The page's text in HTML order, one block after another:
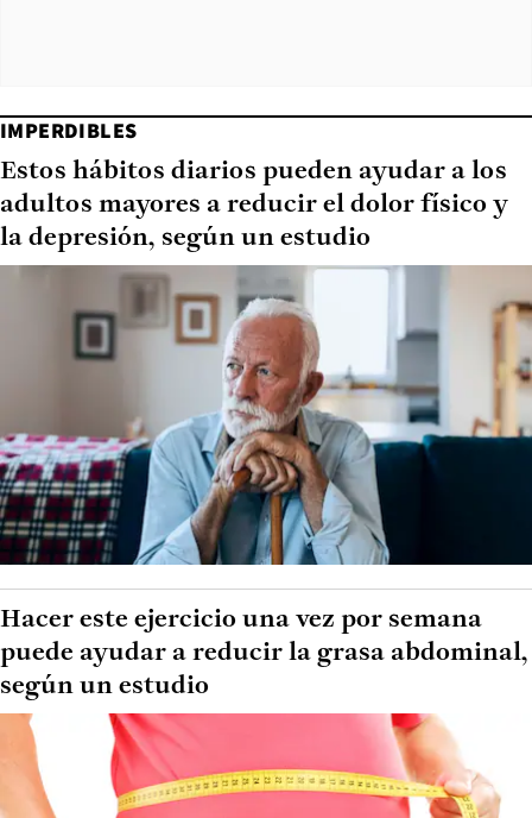
IMPERDIBLES
Estos hábitos diarios pueden ayudar a los
adultos mayores a reducir el dolor físico y
la depresión, según un estudio
Hacer este ejercicio una vez por semana
puede ayudar a reducir la grasa abdominal,
según un estudio